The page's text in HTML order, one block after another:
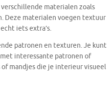
materialen zoals
Deze materialen voegen textuur
iets extra’s.
patronen en texturen. Je kunt
interessante patronen of
mandjes die je interieur visueel